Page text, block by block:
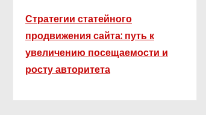
Стратегии статейного
продвижения сайта: путь к
увеличению посещаемости и
росту авторитета